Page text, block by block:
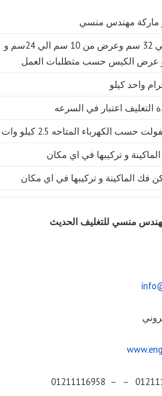
طول الكيس من 10 سم الي 32 سم وعرض من 10 سم الي 24سم و
عرض الكيس حسب متطلبات العمل
منسي للتغليف الحديث